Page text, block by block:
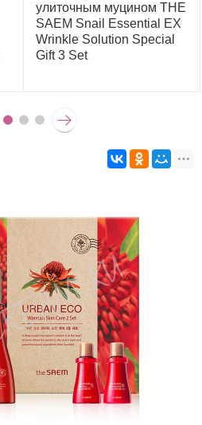
улиточным муцином THE
SAEM Snail Essential EX
Wrinkle Solution Special
Gift 3 Set